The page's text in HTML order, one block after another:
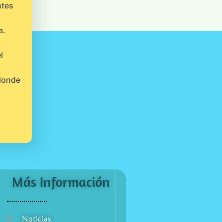
Más Información
Noticias